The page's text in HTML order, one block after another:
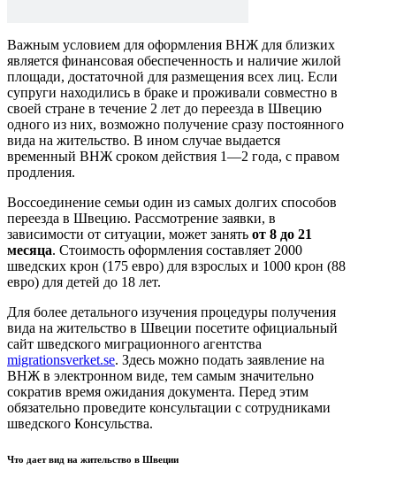
Важным условием для оформления ВНЖ для близких
является финансовая обеспеченность и наличие жилой
площади, достаточной для размещения всех лиц. Если
супруги находились в браке и проживали совместно в
своей стране в течение 2 лет до переезда в Швецию
одного из них, возможно получение сразу постоянного
вида на жительство. В ином случае выдается
временный ВНЖ сроком действия 1—2 года, с правом
продления.
Воссоединение семьи один из самых долгих способов
переезда в Швецию. Рассмотрение заявки, в
зависимости от ситуации, может занять от 8 до 21
месяца. Стоимость оформления составляет 2000
шведских крон (175 евро) для взрослых и 1000 крон (88
евро) для детей до 18 лет.
Для более детального изучения процедуры получения
вида на жительство в Швеции посетите официальный
сайт шведского миграционного агентства
migrationsverket.se. Здесь можно подать заявление на
ВНЖ в электронном виде, тем самым значительно
сократив время ожидания документа. Перед этим
обязательно проведите консультации с сотрудниками
шведского Консульства.
Что дает вид на жительство в Швеции